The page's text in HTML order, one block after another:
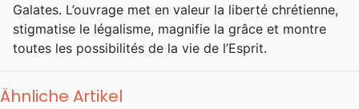
Galates. L’ouvrage met en valeur la liberté chrétienne,
stigmatise le légalisme, magnifie la grâce et montre
toutes les possibilités de la vie de l’Esprit.
Ähnliche Artikel